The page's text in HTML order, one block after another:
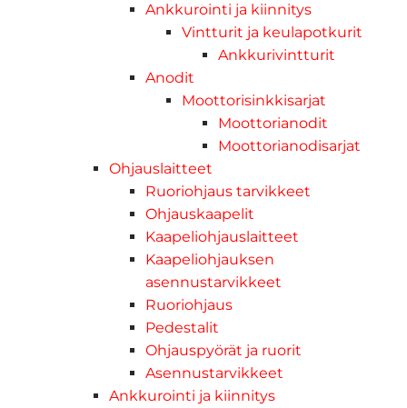
Ankkurointi ja kiinnitys
Vintturit ja keulapotkurit
Ankkurivintturit
Anodit
Moottorisinkkisarjat
Moottorianodit
Moottorianodisarjat
Ohjauslaitteet
Ruoriohjaus tarvikkeet
Ohjauskaapelit
Kaapeliohjauslaitteet
Kaapeliohjauksen
asennustarvikkeet
Ruoriohjaus
Pedestalit
Ohjauspyörät ja ruorit
Asennustarvikkeet
Ankkurointi ja kiinnitys